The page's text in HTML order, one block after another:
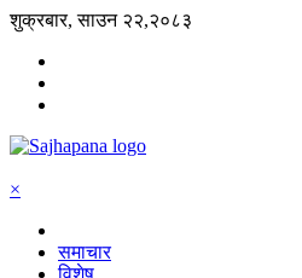
शुक्रबार, साउन २२,२०८३
×
समाचार
विशेष